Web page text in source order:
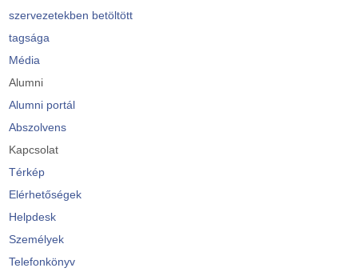
szervezetekben betöltött
tagsága
Média
Alumni
Alumni portál
Abszolvens
Kapcsolat
Térkép
Elérhetőségek
Helpdesk
Személyek
Telefonkönyv